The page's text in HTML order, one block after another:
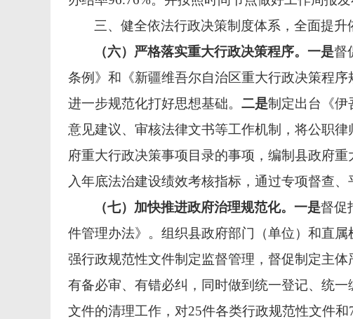
三、健全依法行政决策制度体系，全面提升
（六）严格落实重大行政决策程序。一是督
条例》和《新疆维吾尔自治区重大行政决策程
进一步规范化打好思想基础。 二是制定出台《伊
意见建议、审核法律文书等工作机制，将公职
府重大行政决策事项目录的事项，编制县政府重
入年底法治建设绩效考核指标，通过专项督查
（七）加快推进政府治理规范化。一是督促
件管理办法》。组织县政府部门（单位）和直属
强行政规范性文件制定监督管理，督促制定主
有备必审、有错必纠，同时做到统一登记、统
文件的清理工作，对25件各类行政规范性文件